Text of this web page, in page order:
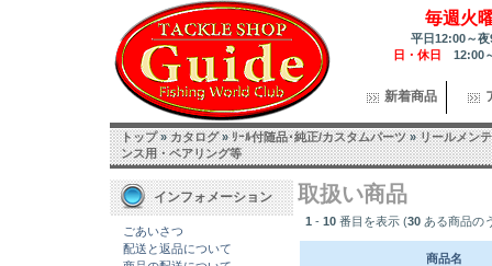
毎週火
平日12:00～
日・休日 12:00
新着商品
トップ»カタログ»ﾘｰﾙ付随品･純正/カスタムパーツ»リールメン
ンス用・ベアリング等
インフォメーション
ごあいさつ
配送と返品について
取扱い商品
1 - 10 番目を表示 (30 ある商品の
商品名